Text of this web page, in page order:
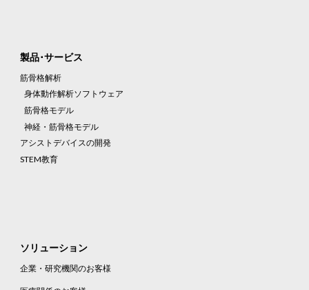
製品･サービス
筋骨格解析
身体動作解析ソフトウェア
筋骨格モデル
神経・筋骨格モデル
アシストデバイスの開発
STEM教育
ソリューション
企業・研究機関のお客様